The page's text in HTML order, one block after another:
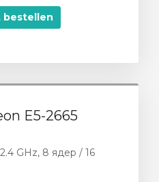
E5-2665
GHz, 8 ядер / 16